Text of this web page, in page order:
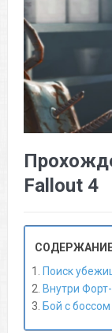
Fallout 4
Поиск
Внутри
Бой с боссом